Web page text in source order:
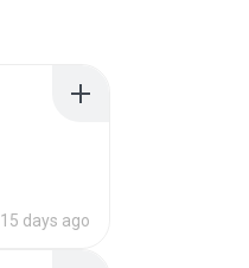
15 days ago